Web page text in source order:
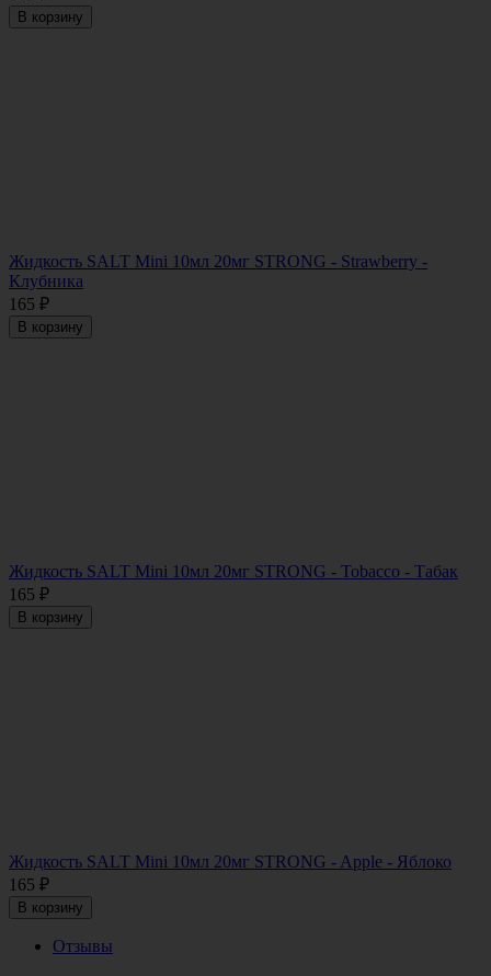
В корзину
Жидкость SALT Mini 10мл 20мг STRONG - Strawberry -
Клубника
165 ₽
В корзину
Жидкость SALT Mini 10мл 20мг STRONG - Tobacco - Табак
165 ₽
В корзину
Жидкость SALT Mini 10мл 20мг STRONG - Apple - Яблоко
165 ₽
В корзину
Отзывы